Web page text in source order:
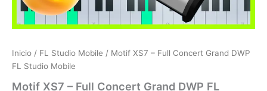
Inicio / FL Studio Mobile / Motif XS7 – Full Concert Grand DWP
FL Studio Mobile
Motif XS7 – Full Concert Grand DWP FL